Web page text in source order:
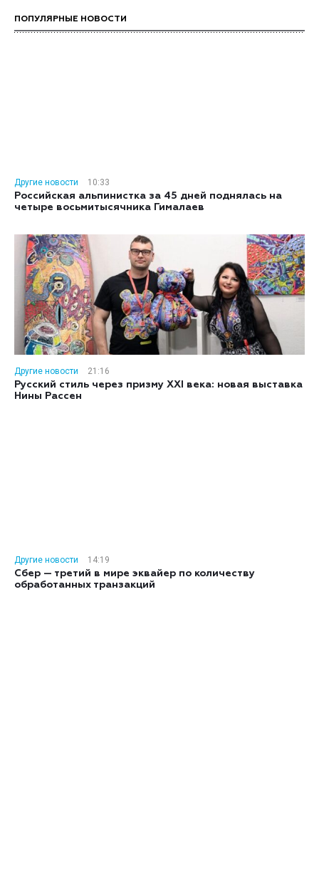
ПОПУЛЯРНЫЕ НОВОСТИ
Другие новости
10:33
Российская альпинистка за 45 дней поднялась на
четыре восьмитысячника Гималаев
Другие новости
21:16
Русский стиль через призму XXI века: новая выставка
Нины Рассен
Другие новости
14:19
Сбер — третий в мире эквайер по количеству
обработанных транзакций